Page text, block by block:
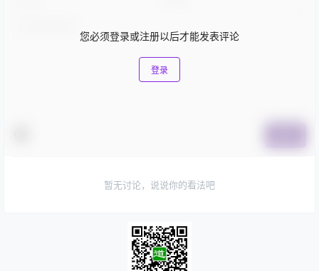
您必须登录或注册以后才能发表评论
登录
暂无讨论，说说你的看法吧